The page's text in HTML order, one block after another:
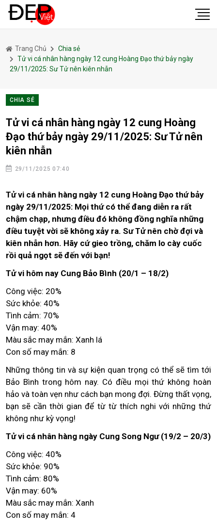
Trang Chủ
Chia sẻ
Tử vi cá nhân hàng ngày 12 cung Hoàng Đạo thứ bảy ngày
29/11/2025: Sư Tử nên kiên nhẫn
CHIA SẺ
Tử vi cá nhân hàng ngày 12 cung Hoàng
Đạo thứ bảy ngày 29/11/2025: Sư Tử nên
kiên nhẫn
29/11/2025 07:40
Tử vi cá nhân hàng ngày 12 cung Hoàng Đạo thứ bảy
ngày 29/11/2025: Mọi thứ có thể đang diễn ra rất
chậm chạp, nhưng điều đó không đồng nghĩa những
điều tuyệt vời sẽ không xảy ra. Sư Tử nên chờ đợi và
kiên nhẫn hơn. Hãy cứ gieo trồng, chăm lo cày cuốc
rồi quả ngọt sẽ đến với bạn!
Tử vi hôm nay Cung Bảo Bình (20/1 – 18/2)
Công việc: 20%
Sức khỏe: 40%
Tình cảm: 70%
Vận may: 40%
Màu sắc may mắn: Xanh lá
Con số may mắn: 8
Những thông tin và sự kiện quan trọng có thể sẽ tìm tới
Bảo Bình trong hôm nay. Có điều mọi thứ không hoàn
hảo và toàn vẹn như cách bạn mong đợi. Đừng thất vọng,
bạn sẽ cần thời gian để từ từ thích nghi với những thứ
không như kỳ vọng!
Tử vi cá nhân hàng ngày Cung Song Ngư (19/2 – 20/3)
Công việc: 40%
Sức khỏe: 90%
Tình cảm: 80%
Vận may: 60%
Màu sắc may mắn: Xanh
Con số may mắn: 4